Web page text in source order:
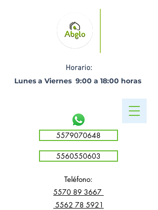
Horario:
Lunes a Viernes 9:00 a 18:00 horas ​
5579070648
5560550603
Teléfono:
5570 89 3667
5562 78 5921